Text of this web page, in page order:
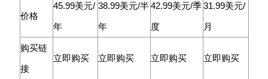
价格
45.99美元/
年
38.99美元/半
年
42.99美元/季
度
31.99美元/
月
购买链
接
立即购买 立即购买 立即购买 立即购买